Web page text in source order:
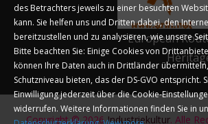
European
Copyright © 2026Industriekultur. Alle
des Betrachters jeweils zu einer besuchten
kann. Sie helfen uns und Dritten dabei, den
bereitzustellen und zu analysieren, wie unsere
Bitte beachten Sie: Einige Cookies von
können Ihre Daten auch in Drittländer
Schutzniveau bieten, das der DS-GVO entspricht.
Einwilligung jederzeit über die Cookie-
widerrufen. Weitere Informationen finden Sie in